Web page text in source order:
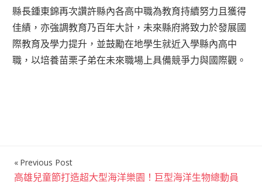
縣長鍾東錦再次讚許縣內各高中職為教育持續努力且獲得
佳績，亦強調教育乃百年大計，未來縣府將致力於發展國
際教育及學力提升，並鼓勵在地學生就近入學縣內高中
職，以培養苗栗子弟在未來職場上具備競爭力與國際觀。
文Previous Post
高雄兒童節打造超大型海洋樂園！巨型海洋生物總動員